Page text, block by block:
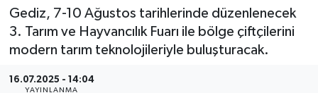
Gediz, 7-10 Ağustos tarihlerinde düzenlenecek
3. Tarım ve Hayvancılık Fuarı ile bölge çiftçilerini
modern tarım teknolojileriyle buluşturacak.
16.07.2025 - 14:04
YAYINLANMA
Tüm Manşetler
Son Dakika Haberleri
Haber Arşivi